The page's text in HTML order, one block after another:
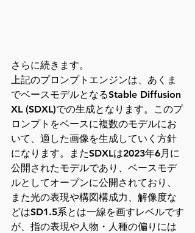
さらに続きます。
上記のプロンプトエンジンは、あくま
でベースモデルとなるStable Diffusion
XL (SDXL)での生成となります。このプ
ロンプトをベースに複数のモデルにお
いて、適した画像を生成していく方針
になります。またSDXLは2023年6月に
公開されたモデルであり、ベースモデ
ルとしてオープンに公開されており、
また光の表現や構図構成力、解像度な
どはSD1.5系とは一線を画すレベルです
が、指の表現や人物・人種の偏りには